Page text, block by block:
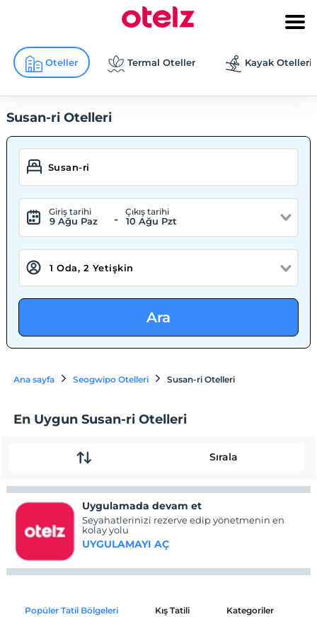
Oteller Termal Oteller Kayak Otelleri
Susan-ri Otelleri
Giriş tarihi
9 Ağu Paz -
Çıkış tarihi
10 Ağu Pzt
Ara
Ana sayfa Seogwipo Otelleri Susan-ri Otelleri
En Uygun Susan-ri Otelleri
Sırala
Uygulamada devam et
Seyahatlerinizi rezerve edip yönetmenin en
kolay yolu
UYGULAMAYI AÇ
Popüler Tatil Bölgeleri Kış Tatili Kategoriler